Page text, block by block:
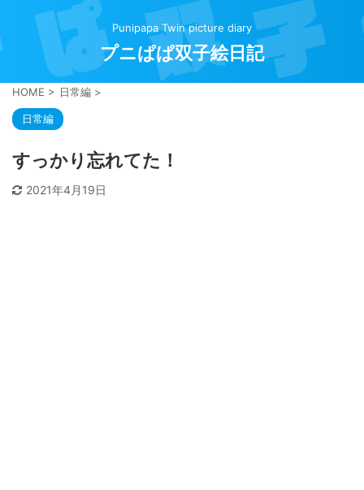
Punipapa Twin picture diary
プニぱぱ双子絵日記
HOME > 日常編 >
日常編
すっかり忘れてた！
2021年4月19日